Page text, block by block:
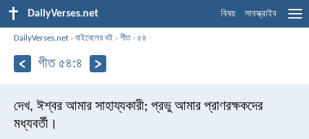
DailyVerses.net বিষয় সাবস্ক্রাইব
DailyVerses.net ›বাইবেলের বই ›গীত›৫৪
গীত ৫৪:৪
দেখ, ঈশ্বর আমার সাহায্যকারী; প্রভু আমার প্রাণরক্ষকদের
মধ্যবর্তী।